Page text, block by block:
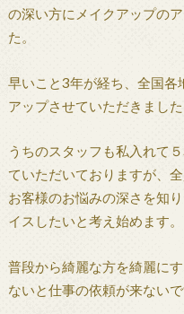
の深い方にメイクアップの
た。
早いこと3年が経ち、全国
アップさせていただきました
うちのスタッフも私入れて
ていただいておりますが、
お客様のお悩みの深さを知
イスしたいと考え始めます。
普段から綺麗な方を綺麗に
ないと仕事の依頼が来ないで